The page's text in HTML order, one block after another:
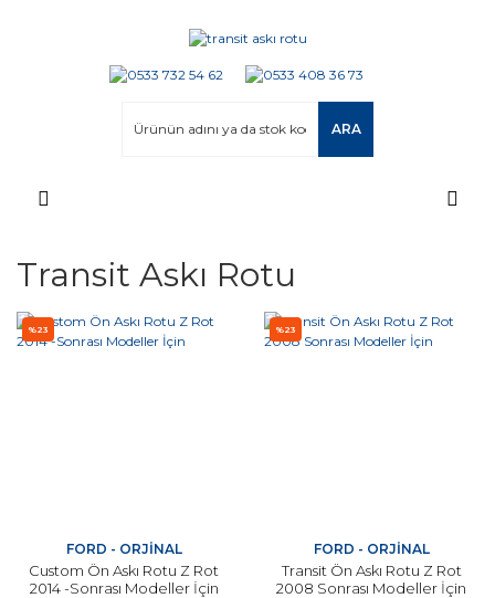
ARA
Transit Askı Rotu
%23
FORD - ORJİNAL
Custom Ön Askı Rotu Z Rot
2014 -Sonrası Modeller İçin
%23
FORD - ORJİNAL
Transit Ön Askı Rotu Z Rot
2008 Sonrası Modeller İçin